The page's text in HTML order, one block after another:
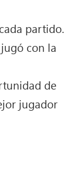
partido.
con la
de
jugador